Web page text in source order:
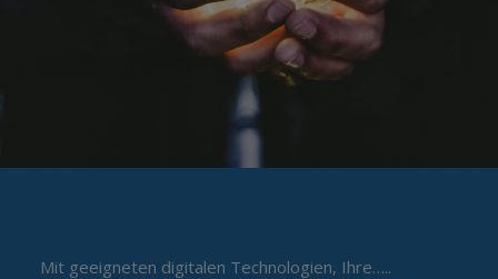
Mit geeigneten digitalen Technologien, Ihre…..